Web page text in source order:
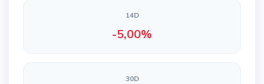
14D
-5,00%
30D